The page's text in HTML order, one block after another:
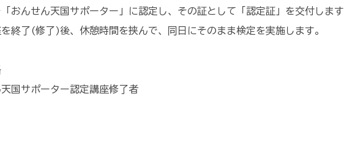
おんせん天国サポーター」に認定し、その証として「認定証」を交付します
終了(修了)後、休憩時間を挟んで、同日にそのまま検定を実施します。
国サポーター認定講座修了者